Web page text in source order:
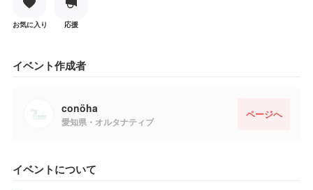
お気に入り 応援
イベント作成者
conöha
愛知県・オルタナティブ
ページへ
イベントについて